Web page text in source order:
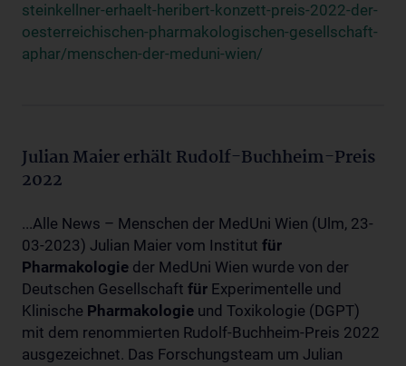
steinkellner-erhaelt-heribert-konzett-preis-2022-der-
oesterreichischen-pharmakologischen-gesellschaft-
aphar/menschen-der-meduni-wien/
Julian Maier erhält Rudolf-Buchheim-Preis
2022
...Alle News – Menschen der MedUni Wien (Ulm, 23-
03-2023) Julian Maier vom Institut für
Pharmakologie der MedUni Wien wurde von der
Deutschen Gesellschaft für Experimentelle und
Klinische Pharmakologie und Toxikologie (DGPT)
mit dem renommierten Rudolf-Buchheim-Preis 2022
ausgezeichnet. Das Forschungsteam um Julian